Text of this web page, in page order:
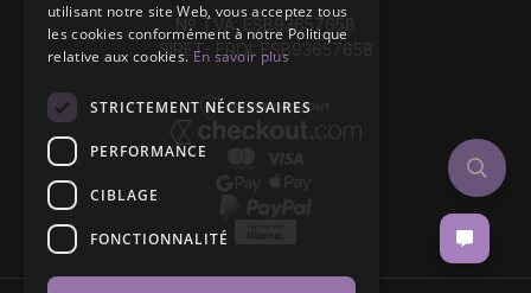
Nº TVA: ESB93657658
SIRET- EROI: ESB93657658
utilisant notre site Web, vous acceptez tous
les cookies conformément à notre Politique
relative aux cookies.En savoir plus
STRICTEMENT NÉCESSAIRES
PERFORMANCE
CIBLAGE
FONCTIONNALITÉ